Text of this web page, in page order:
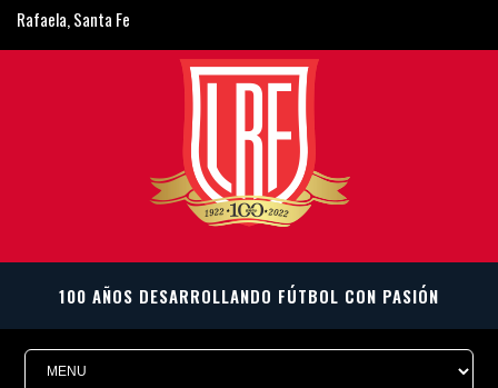
Rafaela, Santa Fe
ligarafaelina@gmail.com